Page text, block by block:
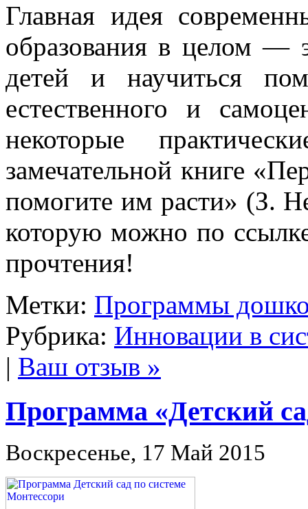
Главная идея
образования в целом —
детей и научиться
естественного и
некоторые
замечательной книге
помогите им расти» (З.
которую можно по
прочтения!
Метки: Программы
Рубрика: Инновации в
| Ваш отзыв »
Программа «Детский
Воскресенье, 17 Май 2015